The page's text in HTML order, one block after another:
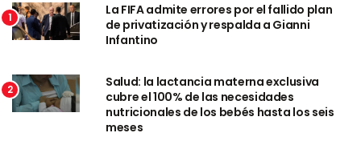
1
La FIFA admite errores por el fallido plan
de privatización y respalda a Gianni
Infantino
2
Salud: la lactancia materna exclusiva
cubre el 100% de las necesidades
nutricionales de los bebés hasta los seis
meses